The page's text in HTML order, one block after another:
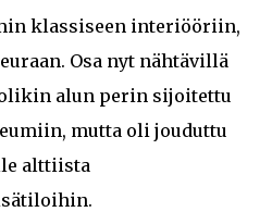
klassiseen interiööriin,
Osa nyt nähtävillä
alun perin sijoitettu
mutta oli jouduttu
alttiista